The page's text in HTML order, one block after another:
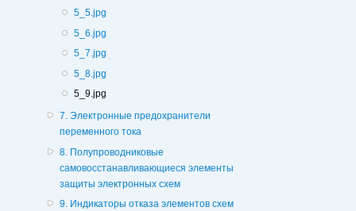
5_5.jpg
5_6.jpg
5_7.jpg
5_8.jpg
5_9.jpg
7. Электронные предохранители
переменного тока
8. Полупроводниковые
самовосстанавливающиеся элементы
защиты электронных схем
9. Индикаторы отказа элементов схем